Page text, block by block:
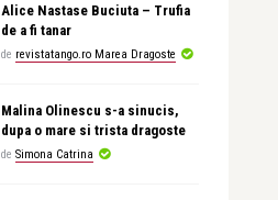
Alice Nastase Buciuta – Trufia
de a fi tanar
de revistatango.ro Marea Dragoste
Malina Olinescu s-a sinucis,
dupa o mare si trista dragoste
de Simona Catrina